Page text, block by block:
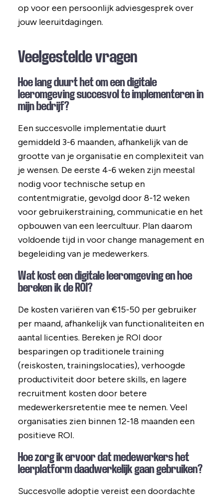
op voor een persoonlijk adviesgesprek over
jouw leeruitdagingen.
Veelgestelde vragen
Hoe lang duurt het om een digitale
leeromgeving succesvol te implementeren in
mijn bedrijf?
Een succesvolle implementatie duurt
gemiddeld 3-6 maanden, afhankelijk van de
grootte van je organisatie en complexiteit van
je wensen. De eerste 4-6 weken zijn meestal
nodig voor technische setup en
contentmigratie, gevolgd door 8-12 weken
voor gebruikerstraining, communicatie en het
opbouwen van een leercultuur. Plan daarom
voldoende tijd in voor change management en
begeleiding van je medewerkers.
Wat kost een digitale leeromgeving en hoe
bereken ik de ROI?
De kosten variëren van €15-50 per gebruiker
per maand, afhankelijk van functionaliteiten en
aantal licenties. Bereken je ROI door
besparingen op traditionele training
(reiskosten, trainingslocaties), verhoogde
productiviteit door betere skills, en lagere
recruitment kosten door betere
medewerkersretentie mee te nemen. Veel
organisaties zien binnen 12-18 maanden een
positieve ROI.
Hoe zorg ik ervoor dat medewerkers het
leerplatform daadwerkelijk gaan gebruiken?
Succesvolle adoptie vereist een doordachte